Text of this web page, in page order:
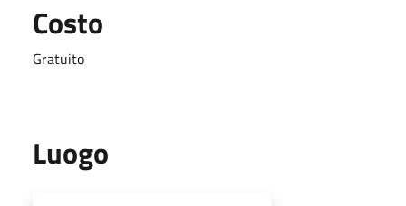
Costo
Gratuito
Luogo